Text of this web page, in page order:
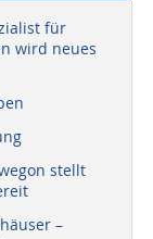
für
wird neues
stellt
–